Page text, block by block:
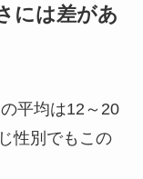
には差があ
平均は12～20
性別でもこの